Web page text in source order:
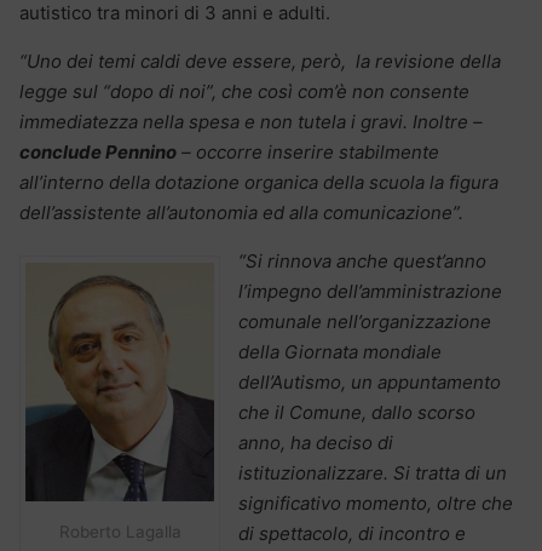
autistico tra minori di 3 anni e adulti.
“Uno dei temi caldi deve essere, però, la revisione della
legge sul “dopo di noi”, che così com’è non consente
immediatezza nella spesa e non tutela i gravi. Inoltre –
conclude Pennino – occorre inserire stabilmente
all’interno della dotazione organica della scuola la figura
dell’assistente all’autonomia ed alla comunicazione”.
Roberto Lagalla
“Si rinnova anche quest’anno
l’impegno dell’amministrazione
comunale nell’organizzazione
della Giornata mondiale
dell’Autismo, un appuntamento
che il Comune, dallo scorso
anno, ha deciso di
istituzionalizzare. Si tratta di un
significativo momento, oltre che
di spettacolo, di incontro e